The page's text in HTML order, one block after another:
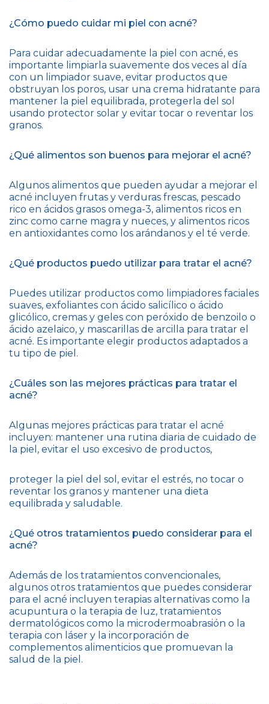
¿Cómo puedo cuidar mi piel con acné?
Para cuidar adecuadamente la piel con acné, es
importante limpiarla suavemente dos veces al día
con un limpiador suave, evitar productos que
obstruyan los poros, usar una crema hidratante para
mantener la piel equilibrada, protegerla del sol
usando protector solar y evitar tocar o reventar los
granos.
¿Qué alimentos son buenos para mejorar el acné?
Algunos alimentos que pueden ayudar a mejorar el
acné incluyen frutas y verduras frescas, pescado
rico en ácidos grasos omega-3, alimentos ricos en
zinc como carne magra y nueces, y alimentos ricos
en antioxidantes como los arándanos y el té verde.
¿Qué productos puedo utilizar para tratar el acné?
Puedes utilizar productos como limpiadores faciales
suaves, exfoliantes con ácido salicílico o ácido
glicólico, cremas y geles con peróxido de benzoilo o
ácido azelaico, y mascarillas de arcilla para tratar el
acné. Es importante elegir productos adaptados a
tu tipo de piel.
¿Cuáles son las mejores prácticas para tratar el
acné?
Algunas mejores prácticas para tratar el acné
incluyen: mantener una rutina diaria de cuidado de
la piel, evitar el uso excesivo de productos,
proteger la piel del sol, evitar el estrés, no tocar o
reventar los granos y mantener una dieta
equilibrada y saludable.
¿Qué otros tratamientos puedo considerar para el
acné?
Además de los tratamientos convencionales,
algunos otros tratamientos que puedes considerar
para el acné incluyen terapias alternativas como la
acupuntura o la terapia de luz, tratamientos
dermatológicos como la microdermoabrasión o la
terapia con láser y la incorporación de
complementos alimenticios que promuevan la
salud de la piel.